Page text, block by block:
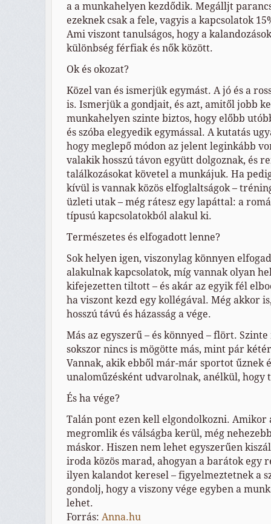
a a munkahelyen kezdődik. Megálljt
ezeknek csak a fele, vagyis a kapcsolatok
Ami viszont tanulságos, hogy a
különbség férfiak és nők között.
Ok és okozat?
Közel van és ismerjük egymást. A jó és a
is. Ismerjük a gondjait, és azt, amitől jobb
munkahelyen szinte biztos, hogy előbb
és szóba elegyedik egymással. A kutatás
hogy meglepő módon az jelent leginkább
valakik hosszú távon együtt dolgoznak, és
találkozásokat követel a munkájuk. Ha
kívül is vannak közös elfoglaltságok –
üzleti utak – még rátesz egy lapáttal: a
típusú kapcsolatokból alakul ki.
Természetes és elfogadott lenne?
Sok helyen igen, viszonylag könnyen
alakulnak kapcsolatok, míg vannak olyan
kifejezetten tiltott – és akár az egyik fél
ha viszont kezd egy kollégával. Még akkor
hosszú távú és házasság a vége.
Más az egyszerű – és könnyed – flört.
sokszor nincs is mögötte más, mint pár
Vannak, akik ebből már-már sportot űznek
unaloműzésként udvarolnak, anélkül, hogy
És ha vége?
Talán pont ezen kell elgondolkozni. Amikor
megromlik és válságba kerül, még
máskor. Hiszen nem lehet egyszerűen
iroda közös marad, ahogyan a barátok egy
ilyen kalandot keresel – figyelmeztetnek a
gondolj, hogy a viszony vége egyben a
lehet.
Forrás: Anna.hu